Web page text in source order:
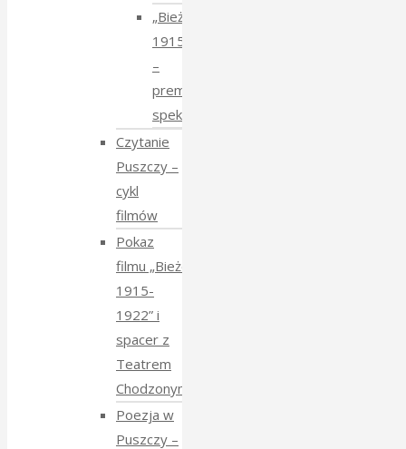
„Bieżeństwo
1915”
–
premiera
spektaklu
Czytanie
Puszczy –
cykl
filmów
Pokaz
filmu „Bieżeńcy
1915-
1922” i
spacer z
Teatrem
Chodzonym
Poezja w
Puszczy –